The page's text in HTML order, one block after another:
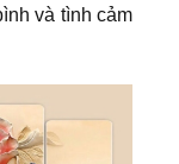
và tình cảm